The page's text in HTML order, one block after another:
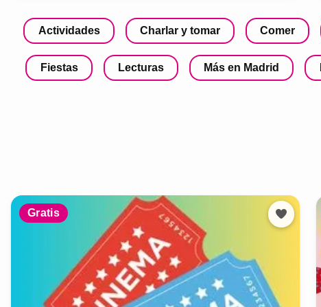
Actividades Charlar y tomar Comer
Fiestas Lecturas Más en Madrid
Gratis